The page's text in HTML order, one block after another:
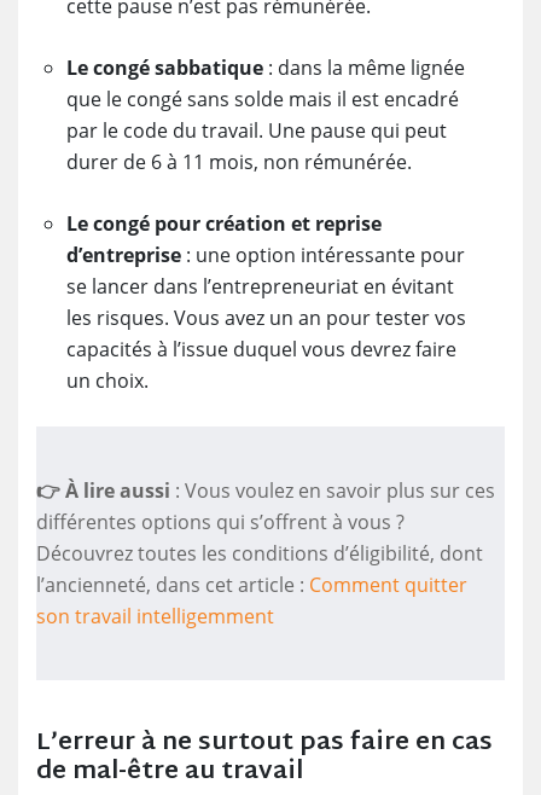
cette pause n’est pas rémunérée.
Le congé sabbatique : dans la même lignée
que le congé sans solde mais il est encadré
par le code du travail. Une pause qui peut
durer de 6 à 11 mois, non rémunérée.
Le congé pour création et reprise
d’entreprise : une option intéressante pour
se lancer dans l’entrepreneuriat en évitant
les risques. Vous avez un an pour tester vos
capacités à l’issue duquel vous devrez faire
un choix.
👉 À lire aussi : Vous voulez en savoir plus sur ces
différentes options qui s’offrent à vous ?
Découvrez toutes les conditions d’éligibilité, dont
l’ancienneté, dans cet article : Comment quitter
son travail intelligemment
L’erreur à ne surtout pas faire en cas
de mal-être au travail